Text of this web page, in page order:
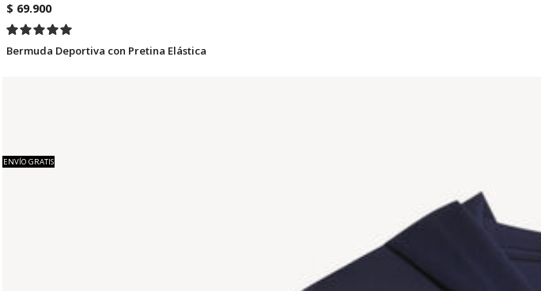
$ 69.900
Bermuda Deportiva con Pretina Elástica
ENVÍO GRATIS